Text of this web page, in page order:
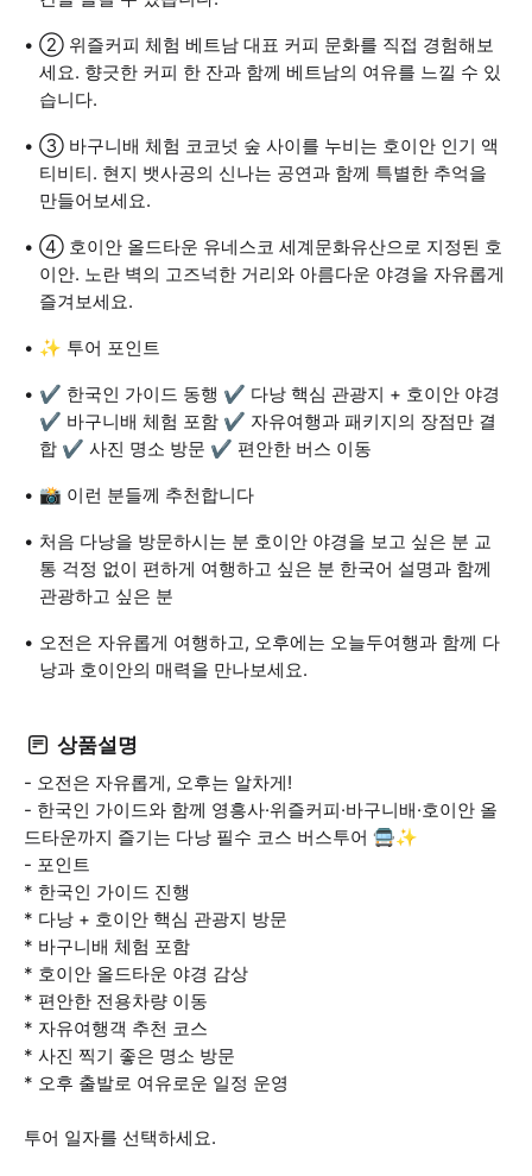
② 위즐커피 체험 베트남 대표 커피 문화를 직접 경험해보
세요. 향긋한 커피 한 잔과 함께 베트남의 여유를 느낄 수 있
습니다.
③ 바구니배 체험 코코넛 숲 사이를 누비는 호이안 인기 액
티비티. 현지 뱃사공의 신나는 공연과 함께 특별한 추억을
만들어보세요.
④ 호이안 올드타운 유네스코 세계문화유산으로 지정된 호
이안. 노란 벽의 고즈넉한 거리와 아름다운 야경을 자유롭게
즐겨보세요.
✨ 투어 포인트
✔ 한국인 가이드 동행 ✔ 다낭 핵심 관광지 + 호이안 야경
✔ 바구니배 체험 포함 ✔ 자유여행과 패키지의 장점만 결
합 ✔ 사진 명소 방문 ✔ 편안한 버스 이동
📸 이런 분들께 추천합니다
처음 다낭을 방문하시는 분 호이안 야경을 보고 싶은 분 교
통 걱정 없이 편하게 여행하고 싶은 분 한국어 설명과 함께
관광하고 싶은 분
오전은 자유롭게 여행하고, 오후에는 오늘두여행과 함께 다
낭과 호이안의 매력을 만나보세요.
상품설명
- 오전은 자유롭게, 오후는 알차게!
- 한국인 가이드와 함께 영흥사·위즐커피·바구니배·호이안 올
드타운까지 즐기는 다낭 필수 코스 버스투어 🚍✨
- 포인트
* 한국인 가이드 진행
* 다낭 + 호이안 핵심 관광지 방문
* 바구니배 체험 포함
* 호이안 올드타운 야경 감상
* 편안한 전용차량 이동
* 자유여행객 추천 코스
* 사진 찍기 좋은 명소 방문
* 오후 출발로 여유로운 일정 운영
투어 일자를 선택하세요.